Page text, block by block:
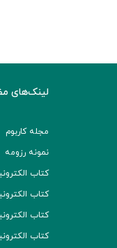
لینک‌های
مجله کاربوم
نمونه رزومه
کتاب
کتاب
کتاب
کتاب الکترونیکی ۳ گام برای